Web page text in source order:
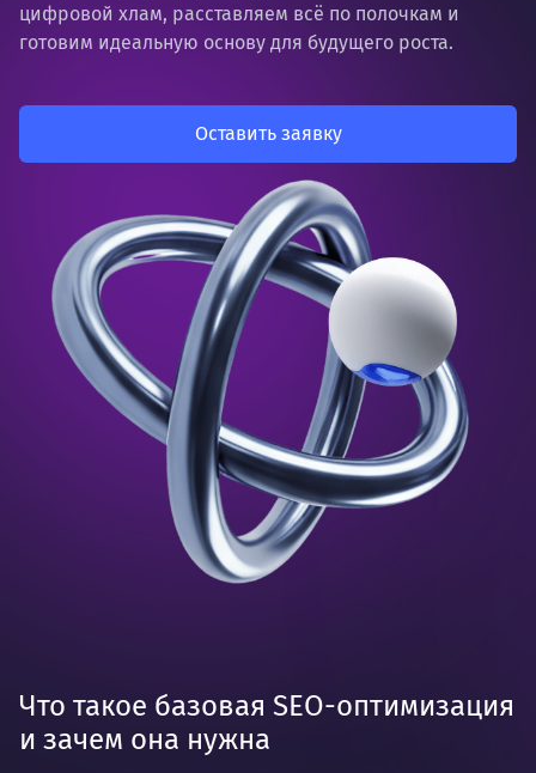
цифровой хлам, расставляем всё по полочкам и
готовим идеальную основу для будущего роста.
Оставить заявку
Что такое базовая SEO-оптимизация
и зачем она нужна